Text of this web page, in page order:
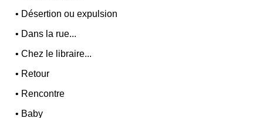
• Désertion ou expulsion
• Dans la rue...
•Chez le libraire...
• Retour
• Rencontre
• Baby